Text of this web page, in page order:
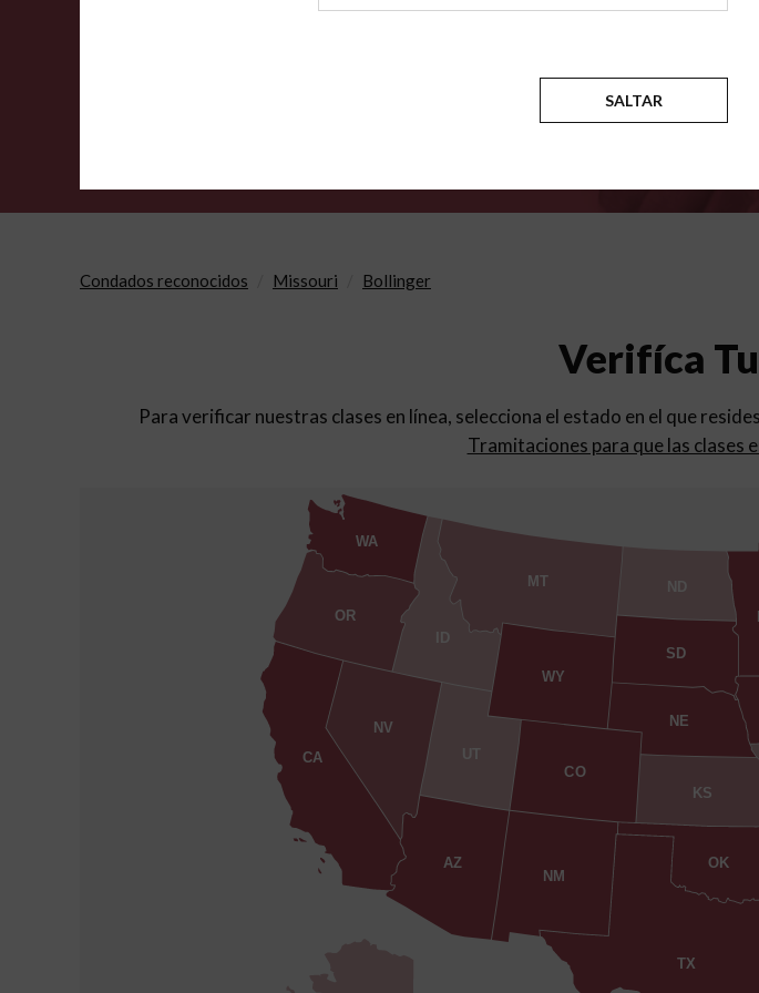
Condados reconocidos Missouri Bollinger
Verifíca
Para verificar nuestras clases en línea, selecciona el estado en el que
Tramitaciones para que las clases
AZ
CA
CO
ID
KS
MT
NE
NV
NM
ND
OK
OR
SD
TX
UT
WA
WY
SALTAR